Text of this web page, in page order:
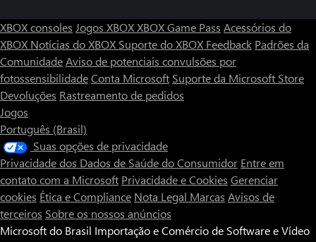
XBOX consoles Jogos XBOXXBOX Game Pass Acessórios do
XBOX Notícias do XBOX Suporte do XBOX Feedback Padrões da
ComunidadeAviso de potenciais convulsões por
fotossensibilidadeConta Microsoft Suporte da Microsoft Store
Devoluções Rastreamento de pedidos
Jogos
Português (Brasil)
Suas opções de privacidade
Privacidade dos Dados de Saúde do Consumidor Entre em
contato com a Microsoft Privacidade e Cookies Gerenciar
cookies Ética e Compliance Nota Legal Marcas Avisos de
terceiros Sobre os nossos anúncios
Microsoft do Brasil Importação e Comércio de Software e Vídeo